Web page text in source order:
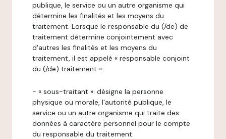
publique, le service ou un autre organisme qui
détermine les finalités et les moyens du
traitement. Lorsque le responsable du (/de) de
traitement détermine conjointement avec
d'autres les finalités et les moyens du
traitement, il est appelé « responsable conjoint
du (/de) traitement ».
- « sous-traitant »: désigne la personne
physique ou morale, l'autorité publique, le
service ou un autre organisme qui traite des
données à caractère personnel pour le compte
du responsable du traitement.